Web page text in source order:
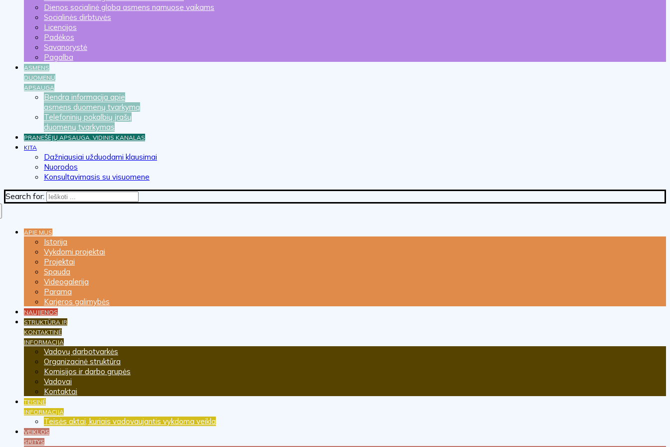
Dienos socialinė globa asmens namuose vaikams
Socialinės dirbtuvės
Licencijos
Padėkos
Savanorystė
Pagalba
ASMENS
DUOMENŲ
APSAUGA
Bendra informacija apie
asmens duomenų tvarkymą
Telefoninių pokalbių įrašų
duomenų tvarkymas
PRANEŠĖJŲ APSAUGA. VIDINIS KANALAS
KITA
Dažniausiai užduodami klausimai
Nuorodos
Konsultavimasis su visuomene
Search for:
APIE MUS
Istorija
Vykdomi projektai
Projektai
Spauda
Videogalerija
Parama
Karjeros galimybės
NAUJIENOS
STRUKTŪRA IR
KONTAKTINĖ
INFORMACIJA
Vadovų darbotvarkės
Organizacinė struktūra
Komisijos ir darbo grupės
Vadovai
Kontaktai
TEISINĖ
INFORMACIJA
Teisės aktai, kuriais vadovaujantis vykdoma veikla
VEIKLOS
SRITYS